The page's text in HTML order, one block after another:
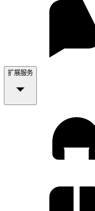
扩展服务